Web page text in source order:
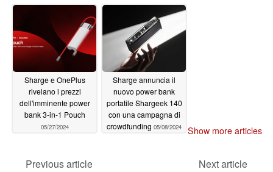
Sharge e OnePlus
rivelano i prezzi
dell'imminente power
bank 3-in-1 Pouch
05/27/2024
Sharge annuncia il
nuovo power bank
portatile Shargeek 140
con una campagna di
crowdfunding 05/08/2024 Show more articles
Previous article
Next article